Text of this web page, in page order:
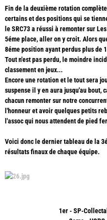
Fin de la deuxième rotation
certains et des positions qui se
le SRC73 a réussi à remonter sur
5éme place, aller on y croit. Alors
8éme position ayant perdus plus de
Tout n'est pas perdu, le moindre
classement en jeux...
Encore une rotation et le tout sera
suspense il y en aura jusqu'au bout,
chacun remonter sur notre
l'honneur et avoir quelques petits
l'assoc qui nous attendent de pied
Voici donc le dernier tableau de la
résultats finaux de chaque équipe.
1er - SP-